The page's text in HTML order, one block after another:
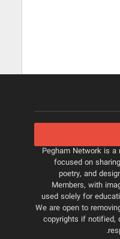
Pegham Network is
focused on
poetry, and
Members, with
used solely for
We are open to
copyrights if notified,